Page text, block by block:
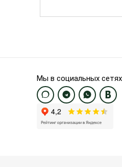
Мы в социальных сетях